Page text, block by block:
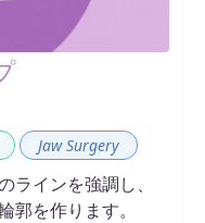
Jaw Surgery
ラインを強調し、
郭を作ります。